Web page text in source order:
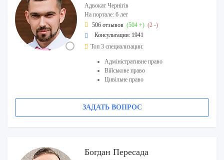
Адвокат Чернігів
На портале: 6 лет
506 отзывов (504 +) (2 -)
Консультации: 1941
Топ 3 специализации:
Адміністративне право
Військове право
Цивільне право
ЗАДАТЬ ВОПРОС
Богдан Пересада